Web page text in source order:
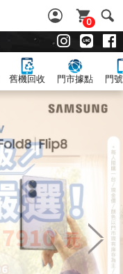
0
舊機回收 門市據點 門